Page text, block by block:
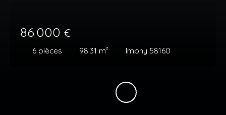
86 000 €
6 pièces 98.31 m² Imphy 58160